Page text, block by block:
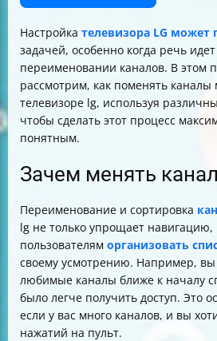
Настройка телевизора LG может
задачей, особенно когда речь
переименовании каналов. В этом
рассмотрим, как поменять каналы
телевизоре lg, используя
чтобы сделать этот процесс
понятным.
Зачем менять
Переименование и сортировка
lg не только упрощает навигацию,
пользователям организовать
своему усмотрению. Например, вы
любимые каналы ближе к началу
было легче получить доступ. Это
если у вас много каналов, и вы
нажатий на пульт.